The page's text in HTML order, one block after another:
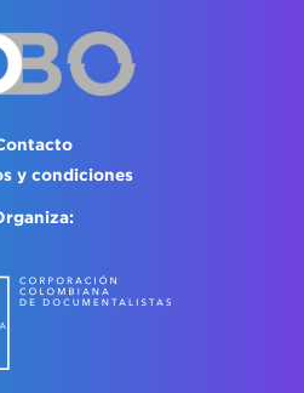
y condiciones